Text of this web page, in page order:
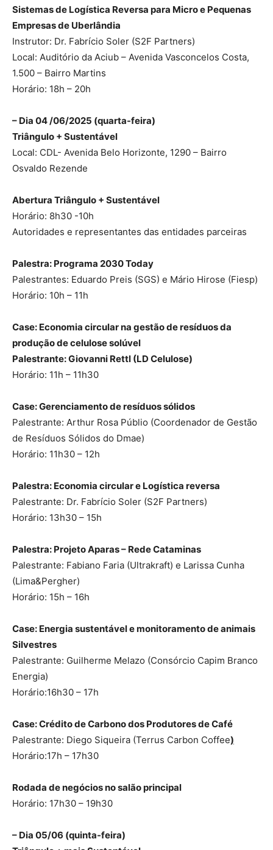
Sistemas de Logística Reversa para Micro e Pequenas
Empresas de Uberlândia
Instrutor: Dr. Fabrício Soler (S2F Partners)
Local: Auditório da Aciub – Avenida Vasconcelos Costa,
1.500 – Bairro Martins
Horário: 18h – 20h
– Dia 04 /06/2025 (quarta-feira)
Triângulo + Sustentável
Local: CDL- Avenida Belo Horizonte, 1290 – Bairro
Osvaldo Rezende
Abertura Triângulo + Sustentável
Horário: 8h30 -10h
Autoridades e representantes das entidades parceiras
Palestra: Programa 2030 Today
Palestrantes: Eduardo Preis (SGS) e Mário Hirose (Fiesp)
Horário: 10h – 11h
Case: Economia circular na gestão de resíduos da
produção de celulose solúvel
Palestrante: Giovanni Rettl (LD Celulose)
Horário: 11h – 11h30
Case: Gerenciamento de resíduos sólidos
Palestrante: Arthur Rosa Públio (Coordenador de Gestão
de Resíduos Sólidos do Dmae)
Horário: 11h30 – 12h
Palestra: Economia circular e Logística reversa
Palestrante: Dr. Fabrício Soler (S2F Partners)
Horário: 13h30 – 15h
Palestra: Projeto Aparas – Rede Cataminas
Palestrante: Fabiano Faria (Ultrakraft) e Larissa Cunha
(Lima&Pergher)
Horário: 15h – 16h
Case: Energia sustentável e monitoramento de animais
Silvestres
Palestrante: Guilherme Melazo (Consórcio Capim Branco
Energia)
Horário:16h30 – 17h
Case: Crédito de Carbono dos Produtores de Café
Palestrante: Diego Siqueira (Terrus Carbon Coffee)
Horário:17h – 17h30
Rodada de negócios no salão principal
Horário: 17h30 – 19h30
– Dia 05/06 (quinta-feira)